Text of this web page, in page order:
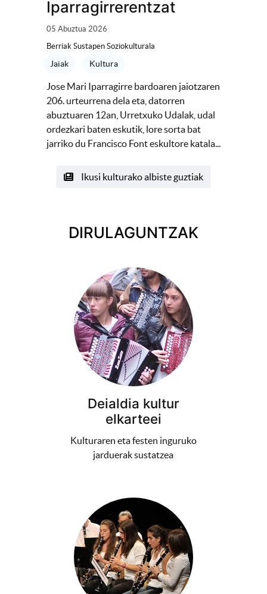
Iparragirrerentzat
05 Abuztua 2026
Berriak Sustapen Soziokulturala
Jaiak Kultura
Jose Mari Iparragirre bardoaren jaiotzaren
206. urteurrena dela eta, datorren
abuztuaren 12an, Urretxuko Udalak, udal
ordezkari baten eskutik, lore sorta bat
jarriko du Francisco Font eskultore katala...
Ikusi kulturako albiste guztiak
DIRULAGUNTZAK
Deialdia kultur
elkarteei
Kulturaren eta festen inguruko
jarduerak sustatzea